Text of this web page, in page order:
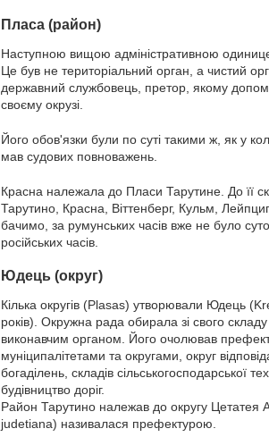
Пласа (район)
Наступною вищою адміністративною
Це був не територіальний орган, а чистий
державний службовець, претор, якому
своєму окрузі.
Його обов'язки були по суті такими ж, як у
мав судових повноважень.
Красна належала до Пласи Тарутине. До її
Тарутино, Красна, Віттенберг, Кульм,
бачимо, за румунських часів вже не було
російських часів.
Юдець (округ)
Кілька округів (Plasas) утворювали Юдець
років). Окружна рада обирала зі свого
виконавчим органом. Його очолював
муніципалітетами та округами, округ
богаділень, складів сільськогосподарської
будівництво доріг.
Район Тарутино належав до округу Цетатея
judetiana) називалася префектурою.